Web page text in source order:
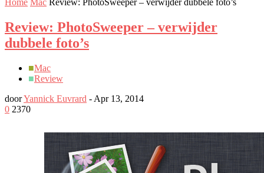
Review: PhotoSweeper – verwijder
dubbele foto’s
■Mac
■Review
doorYannick Euvrard - Apr 13, 2014
0 2370